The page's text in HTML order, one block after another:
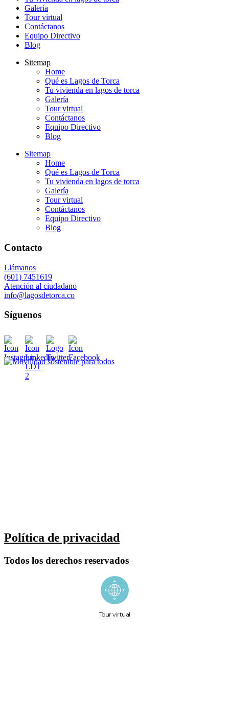
Galería
Tour virtual
Contáctanos
Equipo Directivo
Blog
Sitemap
Home
Qué es Lagos de Torca
Tu vivienda en lagos de torca
Galería
Tour virtual
Contáctanos
Equipo Directivo
Blog
Sitemap
Home
Qué es Lagos de Torca
Tu vivienda en lagos de torca
Galería
Tour virtual
Contáctanos
Equipo Directivo
Blog
Contacto
Llámanos
(601) 7451619
Atención al ciudadano
info@lagosdetorca.co
Síguenos
Política de privacidad
Todos los derechos reservados
Tour virtual